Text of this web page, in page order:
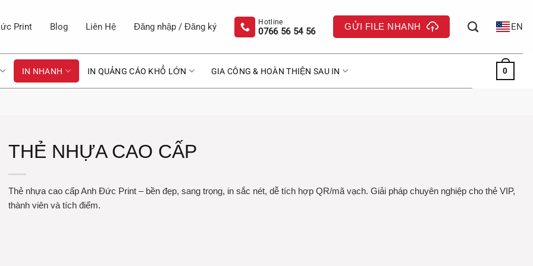
Print Blog Liên Hệ Đăng nhập / Đăng ký 0766 56 54 56 GỬI FILE NHANH EN
IN NHANH IN QUẢNG CÁO KHỔ LỚN GIA CÔNG & HOÀN THIỆN SAU IN 0
THẺ NHỰA CAO CẤP
Thẻ nhựa cao cấp Anh Đức Print – bền đẹp, sang trọng, in sắc nét, dễ tích hợp QR/mã vạch. Giải pháp chuyên nghiệp cho thẻ VIP,
thành viên và tích điểm.